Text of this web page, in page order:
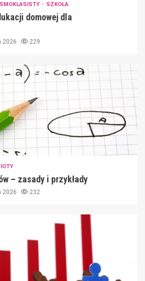
SZKOŁA
domowej dla
2026 229
– zasady i przykłady
2026 232